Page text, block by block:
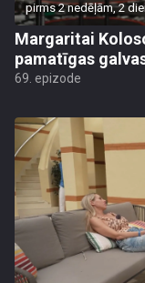
pirms 2 nedēļām, 2
Margaritai
pamatīgas
69. epizode